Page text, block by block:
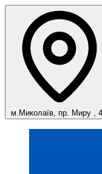
м.Миколаїв, пр. Миру ,